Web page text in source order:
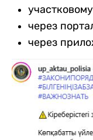
через
через